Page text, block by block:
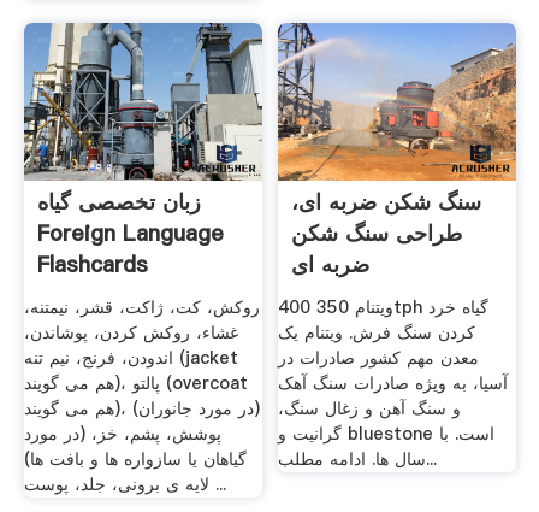
زبان تخصصی گیاه
Foreign Language
Flashcards
روکش، کت، ژاکت، قشر، نیمتنه،
غشاء، روکش کردن، پوشاندن،
اندودن، فرنج، نیم تنه (jacket
هم می گویند)، پالتو (overcoat
هم می گویند)، (در مورد جانوران)
پوشش، پشم، خز، (در مورد
گیاهان یا سازواره ها و بافت ها)
لایه ی برونی، جلد، پوست ...
سنگ شکن ضربه ای،
طراحی سنگ شکن
ضربه ای
ویتنام 350 400tph گیاه خرد
کردن سنگ فرش. ویتنام یک
معدن مهم کشور صادرات در
آسیا، به ویژه صادرات سنگ آهک
و سنگ آهن و زغال سنگ،
گرانیت و bluestone است. با
سال ها. ادامه مطلب...